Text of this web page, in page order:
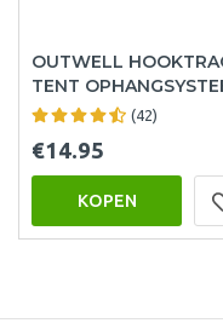
OUTWELL
TENT
(42)
€14.95
KOPEN